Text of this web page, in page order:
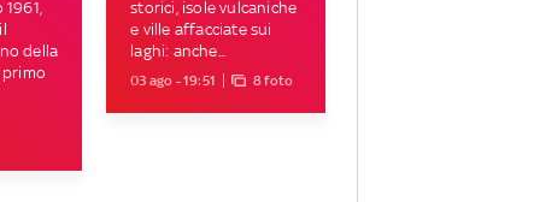
della
primo
storici, isole vulcaniche
e ville affacciate sui
laghi: anche...
03 ago - 19:51 8 foto